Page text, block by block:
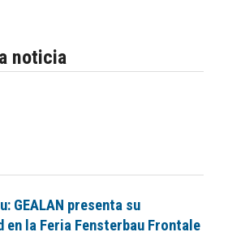
noticia
GEALAN presenta su
en la Feria Fensterbau Frontale